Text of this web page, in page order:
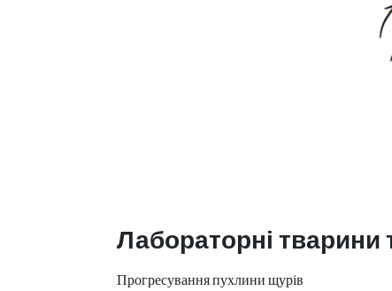
Лабораторні
Прогресування пухлини щурів